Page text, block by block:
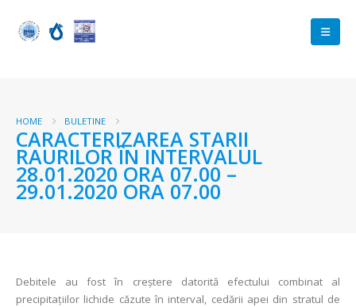
HOME BULETINE
CARACTERIZAREA STARII
RAURILOR ÎN INTERVALUL
28.01.2020 ORA 07.00 –
29.01.2020 ORA 07.00
Debitele au fost în creștere datorită efectului combinat al
precipitațiilor lichide căzute în interval, cedării apei din stratul de